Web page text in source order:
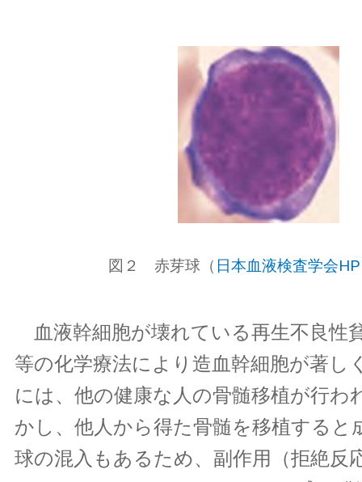
図２ 赤芽球（ 日本血液検査学会HP
血液幹細胞が壊れている再生不良性
等の化学療法により造血幹細胞が著し
には、他の健康な人の骨髄移植が行わ
かし、他人から得た骨髄を移植すると
球の混入もあるため、副作用（拒絶反